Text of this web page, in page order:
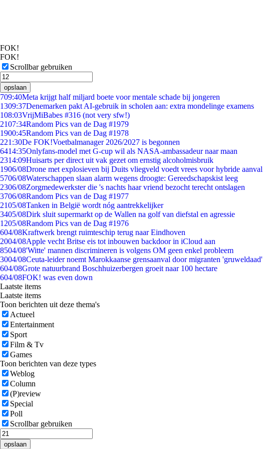
FOK!
FOK!
Scrollbar gebruiken
opslaan
709:40Meta krijgt half miljard boete voor mentale schade bij jongeren
1309:37Denemarken pakt AI-gebruik in scholen aan: extra mondelinge examens
108:03VrijMiBabes #316 (not very sfw!)
2107:34Random Pics van de Dag #1979
1900:45Random Pics van de Dag #1978
221:30De FOK!Voetbalmanager 2026/2027 is begonnen
6414:35Onlyfans-model met G-cup wil als NASA-ambassadeur naar maan
2314:09Huisarts per direct uit vak gezet om ernstig alcoholmisbruik
1906/08Drone met explosieven bij Duits vliegveld voedt vrees voor hybride aanval
5706/08Waterschappen slaan alarm wegens droogte: Gereedschapskist leeg
2306/08Zorgmedewerkster die 's nachts haar vriend bezocht terecht ontslagen
3706/08Random Pics van de Dag #1977
2105/08Tanken in België wordt nóg aantrekkelijker
3405/08Dirk sluit supermarkt op de Wallen na golf van diefstal en agressie
1205/08Random Pics van de Dag #1976
604/08Kraftwerk brengt ruimteschip terug naar Eindhoven
2004/08Apple vecht Britse eis tot inbouwen backdoor in iCloud aan
8504/08'Witte' mannen discrimineren is volgens OM geen enkel probleem
3004/08Ceuta-leider noemt Marokkaanse grensaanval door migranten 'gruweldaad'
604/08Grote natuurbrand Boschhuizerbergen groeit naar 100 hectare
604/08FOK! was even down
Laatste items
Laatste items
Toon berichten uit deze thema's
Actueel
Entertainment
Sport
Film & Tv
Games
Toon berichten van deze types
Weblog
Column
(P)review
Special
Poll
Scrollbar gebruiken
opslaan